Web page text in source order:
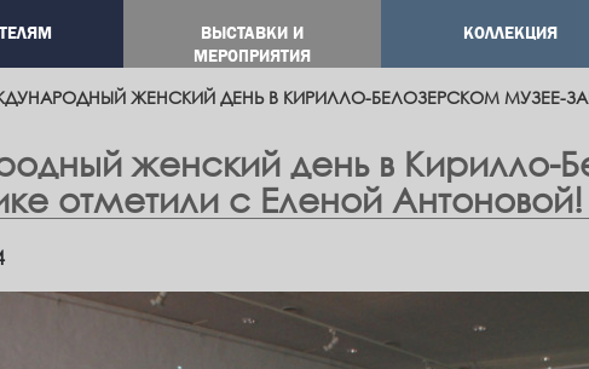
ВЫСТАВКИ И
МЕРОПРИЯТИЯ
КОЛЛЕКЦИЯ
ЖЕНСКИЙ ДЕНЬ В КИРИЛЛО-БЕЛОЗЕРСКОМ МУЗЕЕ-
женский день в Кирилло-
отметили с Еленой Антоновой!